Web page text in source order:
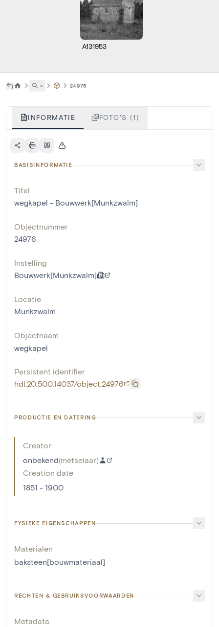
A131953
˅ 24976
INFORMATIE FOTO'S (1)
BASISINFORMATIE
Titel
wegkapel - Bouwwerk[Munkzwalm]
Objectnummer
24976
Instelling
Bouwwerk[Munkzwalm]
Locatie
Munkzwalm
Objectnaam
wegkapel
Persistent identifier
hdl:20.500.14037/object.24976
PRODUCTIE EN DATERING
Creator
onbekend(metselaar)
Creation date
1851 - 1900
FYSIEKE EIGENSCHAPPEN
Materialen
baksteen[bouwmateriaal]
RECHTEN & GEBRUIKSVOORWAARDEN
Metadata